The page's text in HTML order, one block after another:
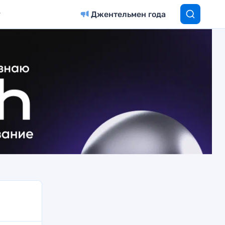
Джентельмен года